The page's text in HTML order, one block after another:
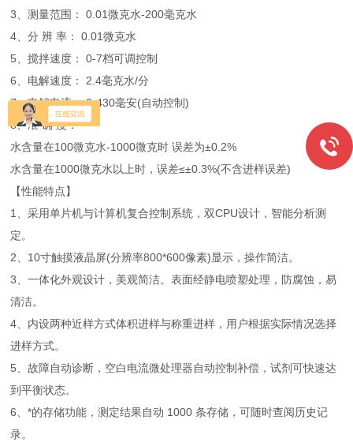
3、测量范围： 0.01微克水-200毫克水
4、分 辨 率： 0.01微克水
5、搅拌速度： 0-7档可调控制
6、电解速度： 2.4毫克水/分
7、电解电流： 0-430毫安(自动控制)
8、准 确 度：
水含量在100微克水-1000微克时 误差为±0.2%
水含量在1000微克水以上时，误差≤±0.3%(不含进样误差)
【性能特点】
1、采用单片机与计算机复合控制系统，双CPU设计，智能分析测
定。
2、10寸触摸液晶屏(分辨率800*600像素)显示，操作简洁。
3、一体化外观设计，美观简洁。表面经静电喷塑处理，防腐蚀，易
清洁。
4、内设两种近样方式体积进样与称重进样，用户根据实际情况选择
进样方式。
5、故障自动诊断，空白电流微处理器自动控制补偿，试剂可快速达
到平衡状态。
6、*的存储功能，测定结果自动 1000 条存储，可随时查阅历史记
录。